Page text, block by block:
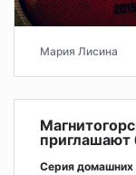
Мария Лисина
Серия домашних